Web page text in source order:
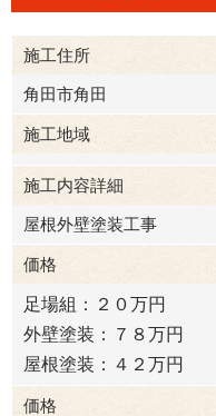
施工住所
角田市角田
施工地域
施工内容詳細
屋根外壁塗装工事
価格
足場組：２０万円
外壁塗装：７８万円
屋根塗装：４２万円
価格